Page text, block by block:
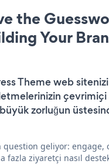
the
Your
Theme web sitenizi
çevrimiçi
zorluğun
question geliyor: engage,
fazla ziyaretçi nasıl